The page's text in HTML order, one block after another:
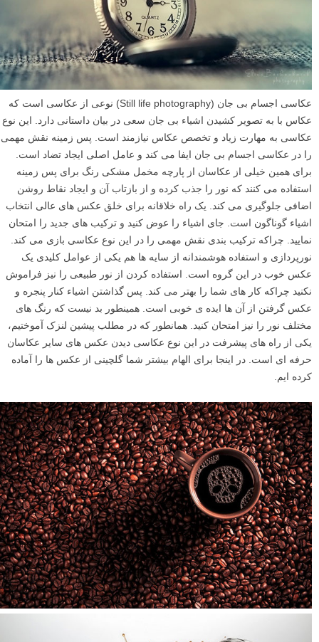
عکاسی اجسام بی جان (Still life photography) نوعی از عکاسی است که
عکاس با به تصویر کشیدن اشیاء بی جان سعی در بیان داستانی دارد. این نوع
عکاسی به مهارت زیاد و تخصص عکاس نیازمند است. پس زمینه نقش مهمی
را در عکاسی اجسام بی جان ایفا می کند و عامل اصلی ایجاد تضاد است.
برای همین خیلی از عکاسان از پارچه مخمل مشکی رنگ برای پس زمینه
استفاده می کنند که نور را جذب کرده و از بازتاب آن و ایجاد نقاط روشن
اضافی جلوگیری می کند. یک راه خلاقانه برای خلق عکس های عالی انتخاب
اشیاء گوناگون است. جای اشیاء را عوض کنید و ترکیب های جدید را امتحان
نمایید. چراکه ترکیب بندی نقش مهمی را در این نوع عکاسی بازی می کند.
نورپردازی و استفاده هوشمندانه از سایه ها هم یکی از عوامل کلیدی یک
عکس خوب در این گروه است. استفاده کردن از نور طبیعی را نیز فراموش
نکنید چراکه کار های شما را بهتر می کند. پس گذاشتن اشیاء کنار پنجره و
عکس گرفتن از آن ها ایده ی خوبی است. همینطور بد نیست که رنگ های
مختلف نور را نیز امتحان کنید. همانطور که در مطلب پیشین لنزک آموختیم،
یکی از راه های پیشرفت در این نوع عکاسی دیدن عکس های سایر عکاسان
حرفه ای است. در اینجا برای الهام بیشتر شما گلچینی از عکس ها را آماده
کرده ایم.